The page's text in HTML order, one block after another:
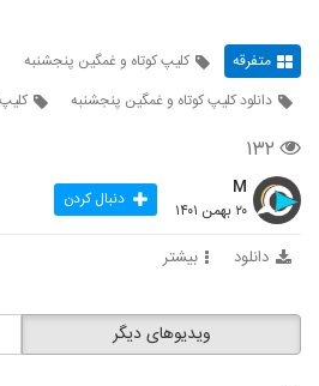
متفرقه
کلیپ کوتاه و غمگین پنجشنبه
دانلود کلیپ کوتاه و غمگین پنجشنبه
۱۳۲
M
۲۰ بهمن ۱۴۰۱ دنبال کردن
دانلود بیشتر
ویدیوهای دیگر